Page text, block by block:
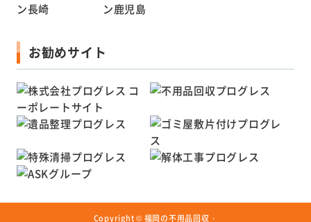
お勧めサイト
Copyright © 福岡の不用品回収・